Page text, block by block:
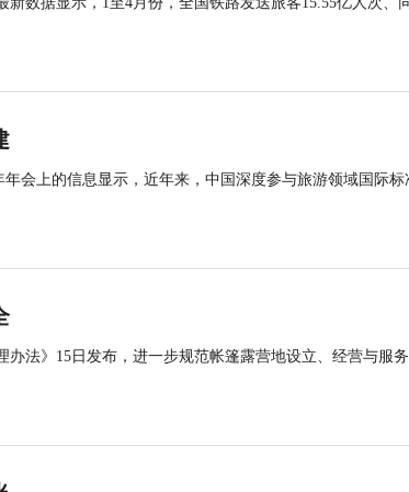
会上的信息显示，近年来，中国深度参与旅游领域国际标
法》15日发布，进一步规范帐篷露营地设立、经营与服